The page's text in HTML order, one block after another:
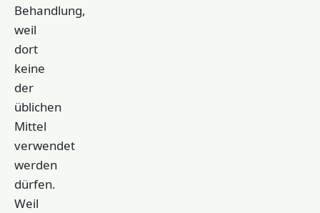
Behandlung,
weil
dort
keine
der
üblichen
Mittel
verwendet
werden
dürfen.
Weil